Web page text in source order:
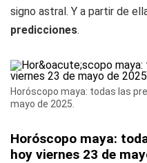
signo astral. Y a partir de
predicciones.
Horóscopo maya: todas las
mayo de 2025.
Horóscopo maya:
hoy viernes 23 de